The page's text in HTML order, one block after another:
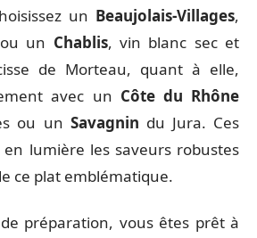
un Beaujolais-Villages,
un Chablis, vin blanc sec et
de Morteau, quant à elle,
avec un Côte du Rhône
ou un Savagnin du Jura. Ces
lumière les saveurs robustes
ce plat emblématique.
préparation, vous êtes prêt à